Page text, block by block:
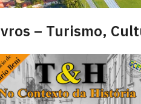
– Turismo,